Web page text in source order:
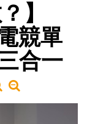
】
競單
合一